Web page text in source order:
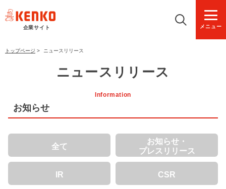
企業サイト メニュー
トップページ > ニュースリリース
ニュースリリース
Information
お知らせ
全て
お知らせ・
プレスリリース
IR CSR